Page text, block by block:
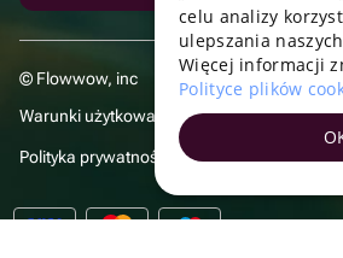
© Flowwow, inc
Warunki użytkowania
Polityka prywatności
celu analizy
ulepszania
Więcej informacji
Polityce plików